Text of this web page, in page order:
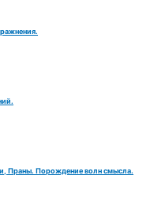
Праны. Порождение волн смысла.